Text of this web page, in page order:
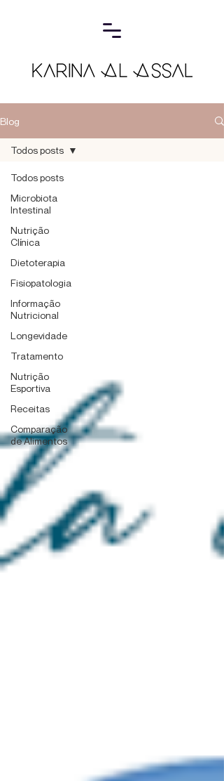
Blog
Todos posts
Microbiota
Intestinal
Nutrição
Clínica
Dietoterapia
Fisiopatologia
Informação
Nutricional
Longevidade
Tratamento
Nutrição
Esportiva
Receitas
Comparação
de Alimentos
Todos posts